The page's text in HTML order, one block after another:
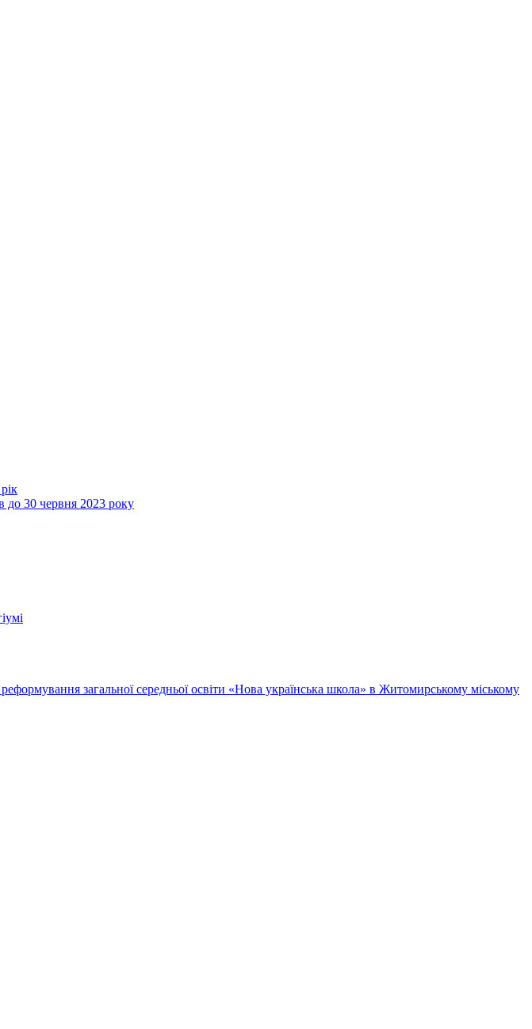
до 30 червня 2023 року
загальної середньої освіти «Нова українська школа» в Житомирському міському